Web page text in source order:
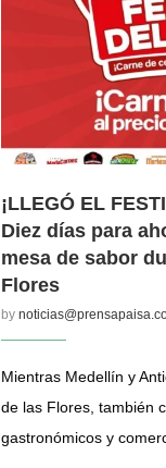
¡LLEGÓ EL
Diez días para
mesa de sabor
Flores
by
Mientras Medellín y
de las Flores, también
gastronómicos y